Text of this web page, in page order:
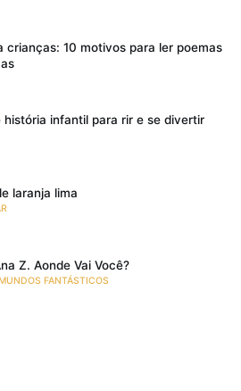
crianças: 10 motivos para ler poemas
história infantil para rir e se divertir
laranja lima
Z. Aonde Vai Você?
FANTÁSTICOS